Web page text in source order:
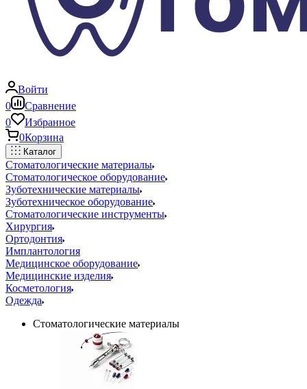
Войти
0
Сравнение
0
Избранное
0Корзина
Каталог
Стоматологические материалы
Стоматологическое оборудование
Зуботехнические материалы
Зуботехническое оборудование
Стоматологические инструменты
Хирургия
Ортодонтия
Имплантология
Медицинское оборудование
Медицинские изделия
Косметология
Одежда
Стоматологические материалы